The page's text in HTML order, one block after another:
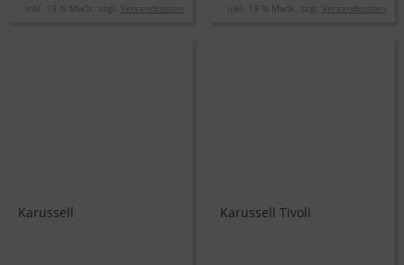
inkl. 19 % MwSt. zzgl. Versandkosten inkl. 19 % MwSt. zzgl. Versandkosten
Karussell Karussell Tivoli